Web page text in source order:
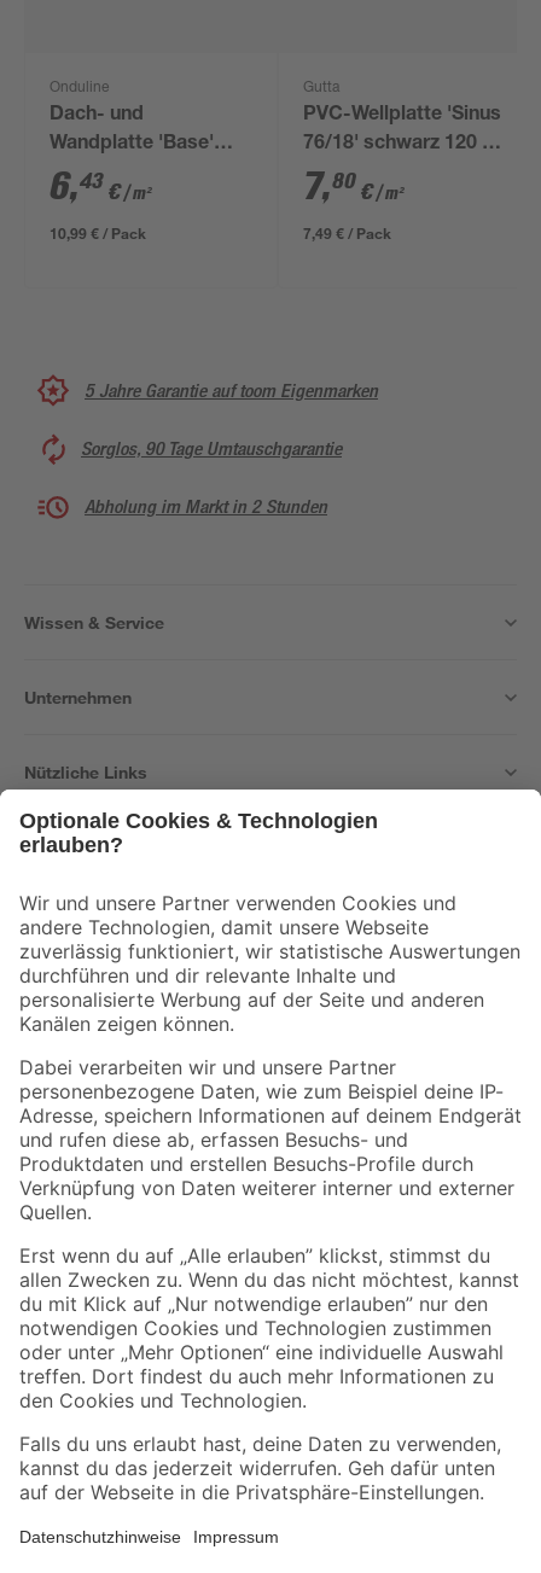
Onduline
Dach- und
Wandplatte 'Base'
schwarz 200 x 85,5 x
0,26 cm
6,43 €/ m²
10,99 € / Pack
Gutta
PVC-Wellplatte 'Sinus
76/18' schwarz 120 x
80 x 0,12 cm
7,80 €/ m²
7,49 € / Pack
5 Jahre Garantie auf toom Eigenmarken
Sorglos, 90 Tage Umtauschgarantie
Abholung im Markt in 2 Stunden
Wissen & Service
Unternehmen
Nützliche Links
Der toom Newsletter: Keine Angebote und Aktionen mehr verpassen!
Zur Newsletter Anmeldung
Folge uns
Zahlungsarten Versandarten
Sicher einkaufen
Jetzt die toom-App herunterladen
Alle Preisangaben in EUR inkl. gesetzl. MwSt.. Die dargestellten Angebote sind unter
Umständen nicht in allen Märkten verfügbar. Die angegebenen Verfügbarkeiten beziehen
Produkte nur solange der Vorrat reicht.
*Paketversand ab 59 € versandkostenfrei, gilt nicht für Artikel mit Speditionsversand, hier